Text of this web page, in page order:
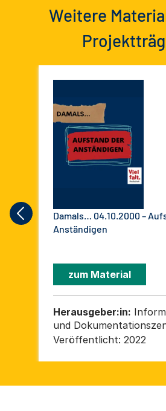
Weitere
Damals… 04.10.2000 –
Anständigen
zum Material
Herausgeber:in:
und
Antirassismusabeit e. V.
Veröffentlicht: 2022